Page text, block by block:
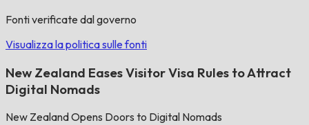
Fonti verificate dal governo
Visualizza la politica sulle fonti
New Zealand Eases Visitor Visa Rules to Attract
Digital Nomads
New Zealand Opens Doors to Digital Nomads